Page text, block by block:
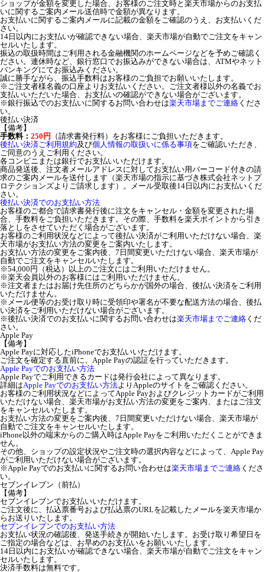
ショップが金額を変更した場合、お客様のご注文時と楽天市場からのお支払
いに関するご案内メール送信時で金額が異なります。
お支払いに関するご案内メールに記載の金額をご確認のうえ、お支払いくだ
さい。
14日以内にお支払いが確認できない場合、楽天市場が自動でご注文をキャン
セルいたします。
振込の取扱時間はご利用される金融機関のホームページなどを予めご確認く
ださい。連休時など、銀行窓口でお振込みができない場合は、ATMやネット
バンキングにてお振込みください。
誠に勝手ながら、振込手数料はお客様のご負担でお願いいたします。
※ご注文者様名義の口座よりお支払いください。ご注文者様以外の名義でお
支払いいただいた場合、お支払いの確認ができない場合がございます。
※銀行振込でのお支払いに関するお問い合わせは楽天市場までご連絡 くださ
い。
後払い決済
【備考】
手数料： 250円 （請求書発行料）をお客様にご負担いただきます。
後払い決済ご利用規約及び個人情報の取扱いに係る事項をご確認いただき、
ご同意のうえご利用ください。
各コンビニまたは銀行でお支払いいただけます。
商品発送後、注文者メールアドレスに対してお支払い用バーコード付きの請
求のご案内メールを送付します（楽天市場の指示に基づき株式会社ネットプ
ロテクションズよりご請求します）。メール受取後14日以内にお支払いくだ
さい。
後払い決済でのお支払い方法
お客様のご都合で請求書発行後に注文をキャンセル・金額を変更された場
合、手数料をご負担いただきます。その際、手数料を楽天ポイントから引き
落としをさせていただく場合がございます。
お客様のご利用状況などによって後払い決済がご利用いただけない場合、楽
天市場がお支払い方法の変更をご案内いたします。
お支払い方法の変更をご案内後、7日間変更いただけない場合、楽天市場が
自動でご注文をキャンセルいたします。
※54,000円（税込）以上のご注文にはご利用いただけません。
※楽天会員以外のお客様にはご利用いただけません。
※注文者またはお届け先住所のどちらかが国外の場合、後払い決済をご利用
いただけません。
※メール便等のお受け取り時に受領印や署名が不要な配送方法の場合、後払
い決済をご利用いただけない場合がございます。
※後払い決済でのお支払いに関するお問い合わせは楽天市場までご連絡 くだ
さい。
Apple Pay
【備考】
Apple Payに対応したiPhoneでお支払いいただけます。
ご注文を確定する直前に、Apple Payの認証を行っていただきます。
Apple Payでのお支払い方法
Apple Payでご利用できるカードは発行会社によって異なります。
詳細はApple Payでのお支払い方法よりAppleのサイトをご確認ください。
お客様のご利用状況などによってApple Payおよびクレジットカードがご利用
いただけない場合、楽天市場がお支払い方法の変更をご案内、またはご注文
をキャンセルいたします。
お支払い方法の変更をご案内後、7日間変更いただけない場合、楽天市場が
自動でご注文をキャンセルいたします。
iPhone以外の端末からのご購入時はApple Payをご利用いただくことができま
せん。
その他、ショップの設定状況やご注文時の選択内容などによって、Apple Pay
がご利用いただけない場合がございます。
※Apple Payでのお支払いに関するお問い合わせは楽天市場までご連絡 くださ
い。
セブンイレブン（前払）
【備考】
セブンイレブンでお支払いいただけます。
ご注文後に、払込票番号および払込票のURLを記載したメールを楽天市場か
らお送りいたします。
セブンイレブンでのお支払い方法
お支払い状況の確認後、発送手続きが開始いたします。お受け取り希望日を
ご指定の場合などは、お早めのお支払いをお願いいたします。
14日以内にお支払いが確認できない場合、楽天市場が自動でご注文をキャン
セルいたします。
決済手数料は無料です。